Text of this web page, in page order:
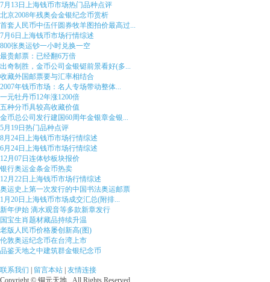
7月13日上海钱币市场热门品种点评
北京2008年残奥会金银纪念币赏析
首套人民币中伍仟圆券牧羊图拍价最高过...
7月6日上海钱币市场行情综述
800张奥运钞一小时兑换一空
最贵邮票：已经翻6万倍
出奇制胜，金币公司金银铤前景看好(多...
收藏外国邮票要与汇率相结合
2007年钱币市场：名人专场带动整体...
一元牡丹币12年涨1200倍
五种分币具较高收藏价值
金币总公司发行建国60周年金银章金银...
5月19日热门品种点评
8月24日上海钱币市场行情综述
6月24日上海钱币市场行情综述
12月07日连体钞板块报价
银行奥运金条金币热卖
12月22日上海钱币市场行情综述
奥运史上第一次发行的中国书法奥运邮票
1月20日上海钱币市场成交汇总(附排...
新年伊始 滴水观音等多款新章发行
国宝生肖题材藏品持续升温
老版人民币价格屡创新高(图)
伦敦奥运纪念币在台湾上市
品鉴天地之中建筑群金银纪念币
联系我们 留言本站 友情连接
Copyright © 铜元天地 . All Rights Reserved.